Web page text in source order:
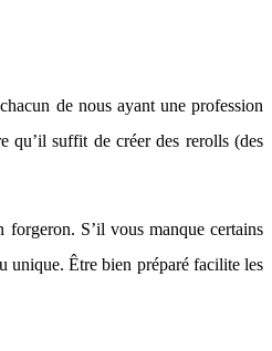
de nous ayant une profession
qu’il suffit de créer des rerolls (des
forgeron. S’il vous manque certains
unique. Être bien préparé facilite les